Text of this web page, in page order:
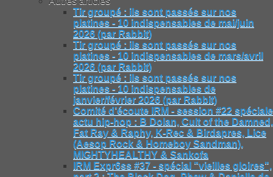
Tir groupé : ils sont passés sur nos
platines - 10 indispensables de mai/juin
2026 (par Rabbit)
Tir groupé : ils sont passés sur nos
platines - 10 indispensables de mars/avril
2026 (par Rabbit)
Tir groupé : ils sont passés sur nos
platines - 10 indispensables de
janvier/février 2026 (par Rabbit)
Comité d’écoute IRM - session #22 spéciale
actu hip-hop : B Dolan, Cult of the Damned,
Fat Ray & Raphy, K-Rec & Birdapres, Lice
(Aesop Rock & Homeboy Sandman),
MIGHTYHEALTHY & Sankofa
IRM Expr6ss #37 - spécial "vieilles gloires",